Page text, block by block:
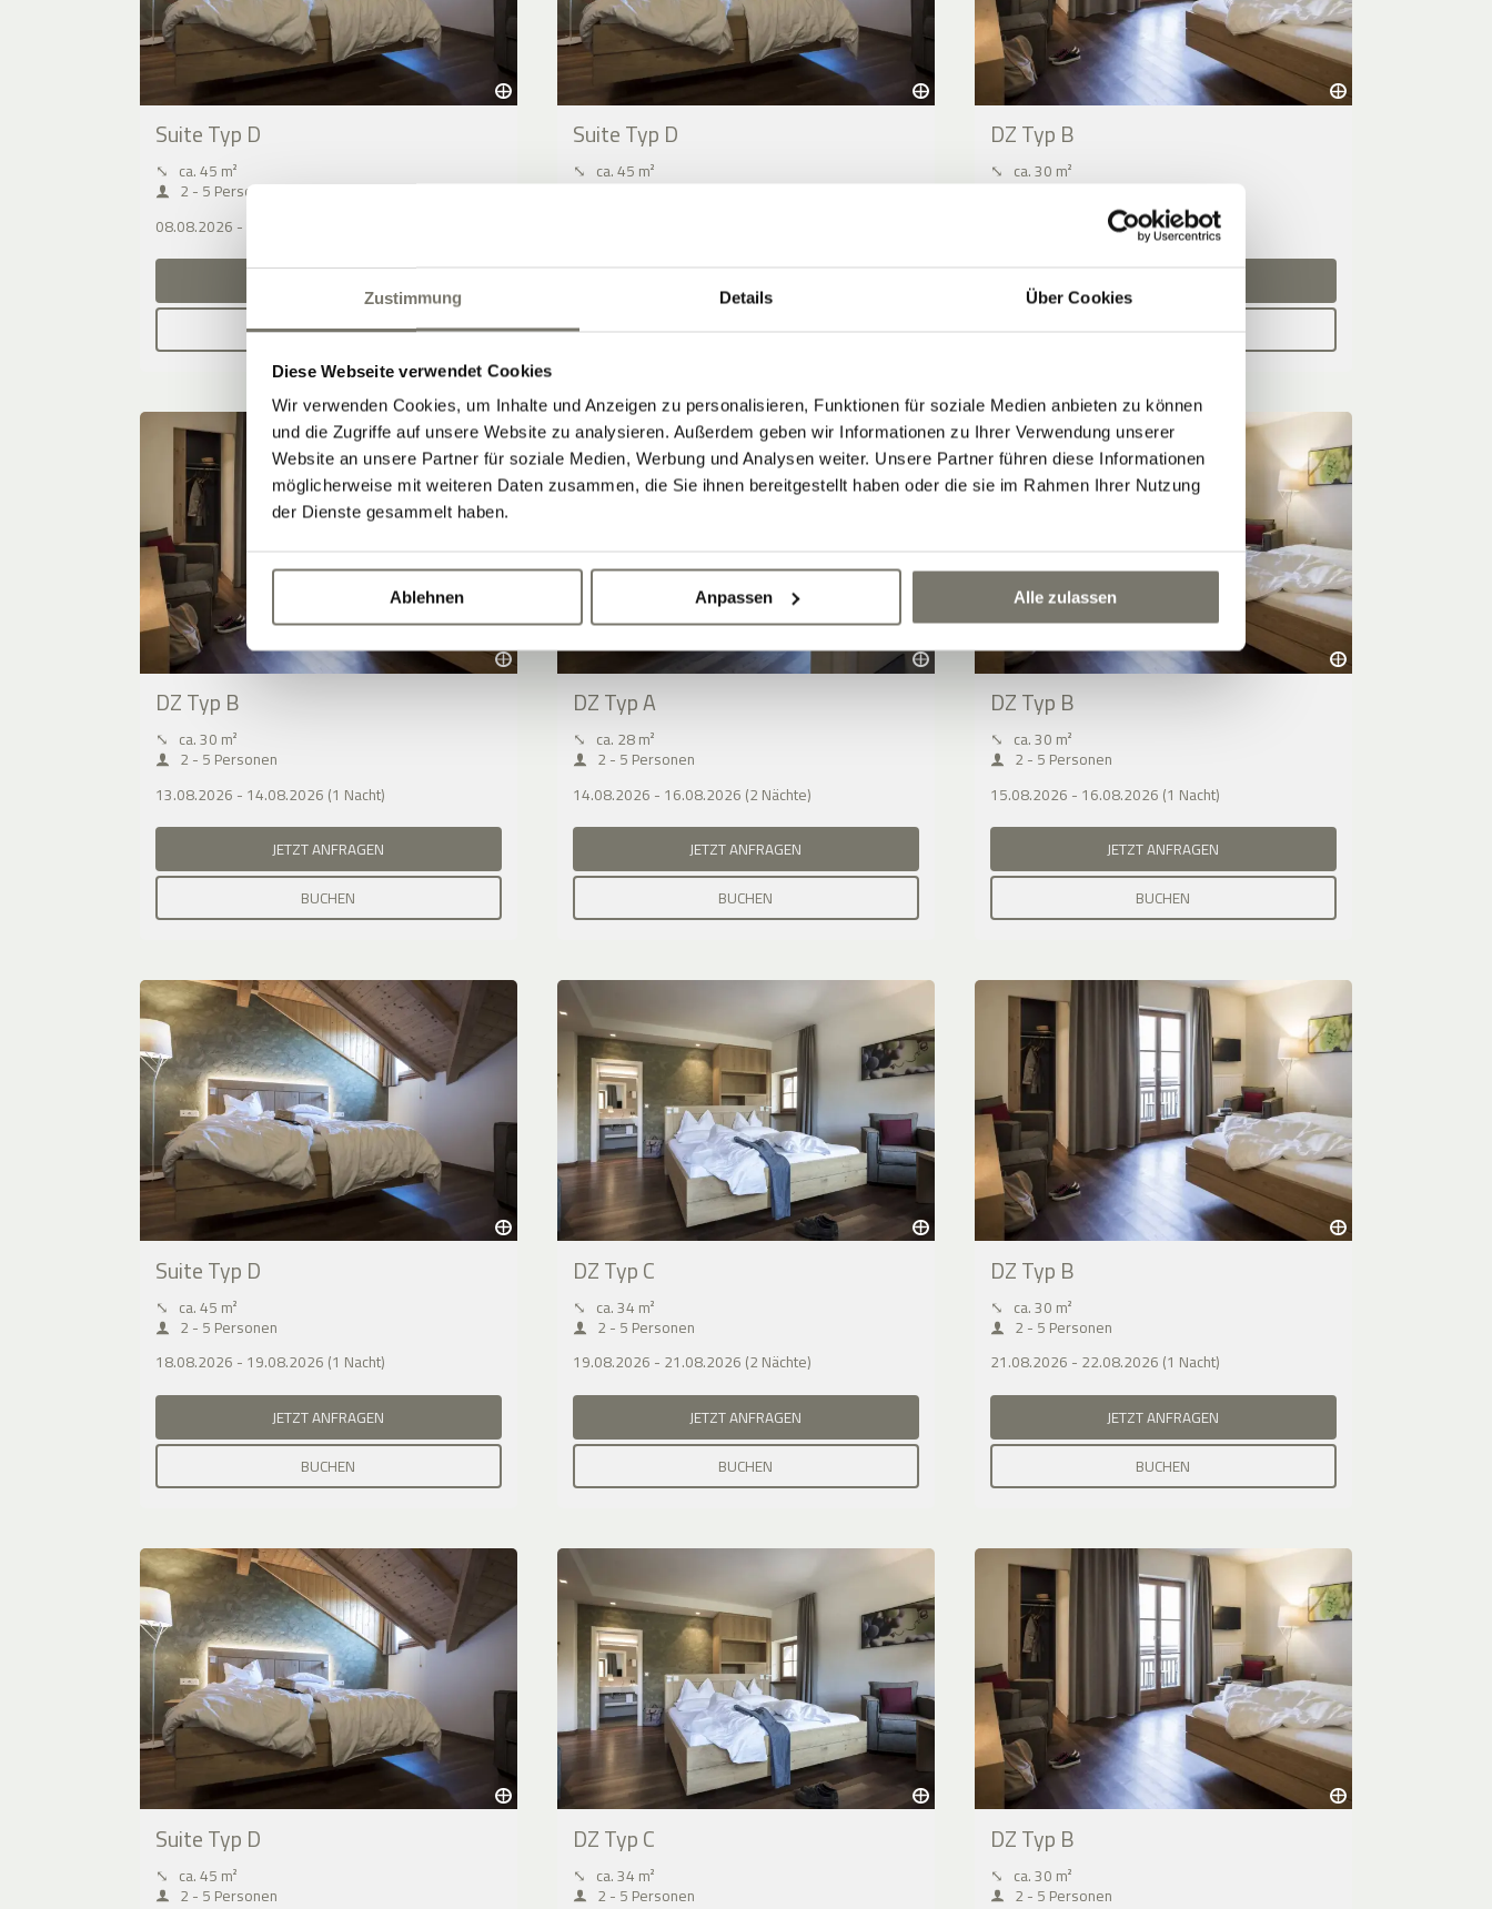
Zustimmung Details Über Cookies
Diese Webseite verwendet Cookies
Wir verwenden Cookies, um Inhalte und Anzeigen zu personalisieren, Funktionen für soziale Medien anbieten zu können
und die Zugriffe auf unsere Website zu analysieren. Außerdem geben wir Informationen zu Ihrer Verwendung unserer
Website an unsere Partner für soziale Medien, Werbung und Analysen weiter. Unsere Partner führen diese Informationen
möglicherweise mit weiteren Daten zusammen, die Sie ihnen bereitgestellt haben oder die sie im Rahmen Ihrer Nutzung
der Dienste gesammelt haben.
Ablehnen Anpassen Alle zulassen
Suite Typ D
⤡ ca. 45 m²
2 - 5 Personen
08.08.2026 - 10.08.2026 (2 Nächte)
BUCHEN
Suite Typ D
⤡ ca. 45 m²
DZ Typ B
⤡ ca. 30 m²
12.08.2026 - 13.08.2026 (1 Nacht)
DZ Typ B
⤡ ca. 30 m²
2 - 5 Personen
13.08.2026 - 14.08.2026 (1 Nacht)
JETZT ANFRAGEN
BUCHEN
DZ Typ A
⤡ ca. 28 m²
2 - 5 Personen
14.08.2026 - 16.08.2026 (2 Nächte)
JETZT ANFRAGEN
BUCHEN
DZ Typ B
⤡ ca. 30 m²
2 - 5 Personen
15.08.2026 - 16.08.2026 (1 Nacht)
JETZT ANFRAGEN
BUCHEN
Suite Typ D
⤡ ca. 45 m²
2 - 5 Personen
18.08.2026 - 19.08.2026 (1 Nacht)
JETZT ANFRAGEN
BUCHEN
DZ Typ C
⤡ ca. 34 m²
2 - 5 Personen
19.08.2026 - 21.08.2026 (2 Nächte)
JETZT ANFRAGEN
BUCHEN
DZ Typ B
⤡ ca. 30 m²
2 - 5 Personen
21.08.2026 - 22.08.2026 (1 Nacht)
JETZT ANFRAGEN
BUCHEN
Suite Typ D
⤡ ca. 45 m²
2 - 5 Personen
DZ Typ C
⤡ ca. 34 m²
2 - 5 Personen
DZ Typ B
⤡ ca. 30 m²
2 - 5 Personen